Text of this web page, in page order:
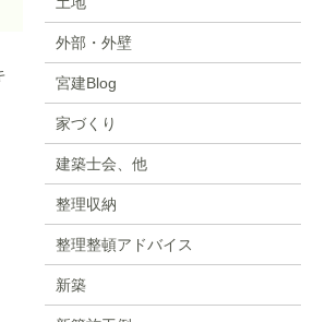
外部・外壁
宮建Blog
家づくり
建築士会、他
整理収納
整理整頓アドバイス
新築